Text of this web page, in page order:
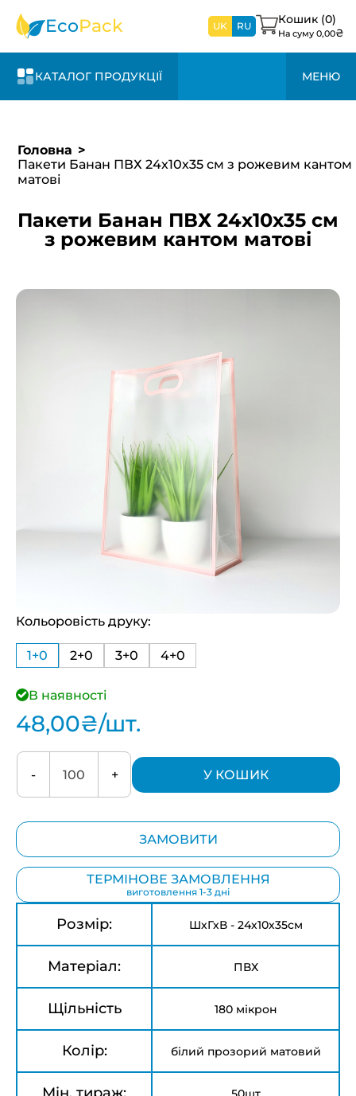
часом
EcoPack UK RU Кошик (0)
На суму 0,00₴
КАТАЛОГ ПРОДУКЦІЇ МЕНЮ
вами
найближчим
часом
вартості
Головна
Пакети Банан ПВХ 24х10х35 см з рожевим кантом
матові
Пакети Банан ПВХ 24х10х35 см
з рожевим кантом матові
Кольоровість друку:
1+0 2+0 3+0 4+0
В наявності
48,00₴/шт.
- + У КОШИК
ЗАМОВИТИ
ТЕРМІНОВЕ ЗАМОВЛЕННЯ
виготовлення 1-3 дні
Розмір: ШхГхВ - 24х10х35см
Матеріал: ПВХ
Щільність 180 мікрон
Колір: білий прозорий матовий